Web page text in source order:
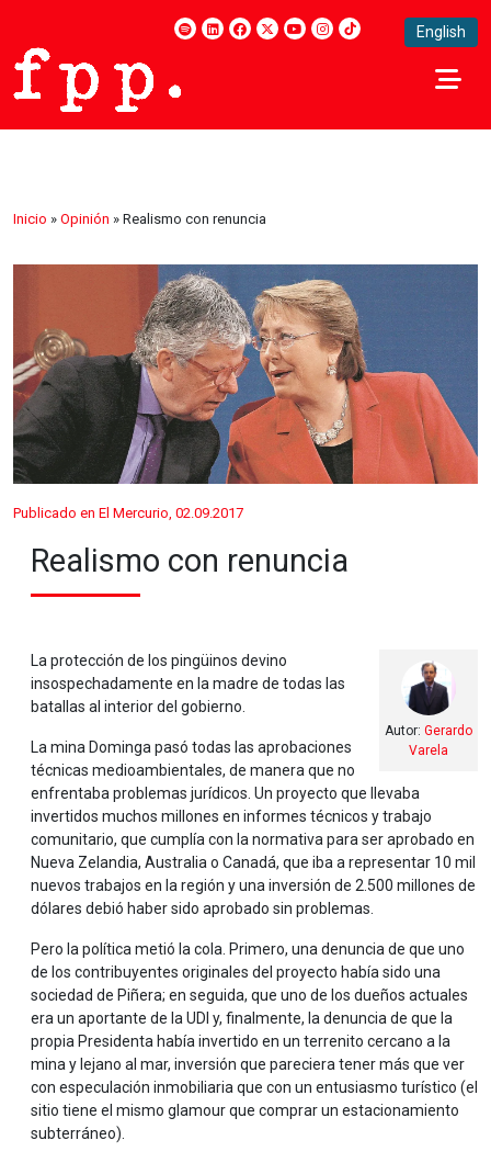
English
Inicio » Opinión » Realismo con renuncia
Publicado en El Mercurio, 02.09.2017
Realismo con renuncia
Autor: Gerardo
Varela
La protección de los pingüinos devino
insospechadamente en la madre de todas las
batallas al interior del gobierno.
La mina Dominga pasó todas las aprobaciones
técnicas medioambientales, de manera que no
enfrentaba problemas jurídicos. Un proyecto que llevaba
invertidos muchos millones en informes técnicos y trabajo
comunitario, que cumplía con la normativa para ser aprobado en
Nueva Zelandia, Australia o Canadá, que iba a representar 10 mil
nuevos trabajos en la región y una inversión de 2.500 millones de
dólares debió haber sido aprobado sin problemas.
Pero la política metió la cola. Primero, una denuncia de que uno
de los contribuyentes originales del proyecto había sido una
sociedad de Piñera; en seguida, que uno de los dueños actuales
era un aportante de la UDI y, finalmente, la denuncia de que la
propia Presidenta había invertido en un terrenito cercano a la
mina y lejano al mar, inversión que pareciera tener más que ver
con especulación inmobiliaria que con un entusiasmo turístico (el
sitio tiene el mismo glamour que comprar un estacionamiento
subterráneo).